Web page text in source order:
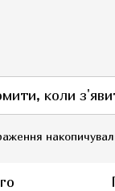
коли